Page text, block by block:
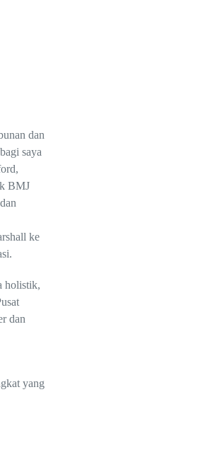
dan
saya
BMJ
ke
holistik,
dan
yang